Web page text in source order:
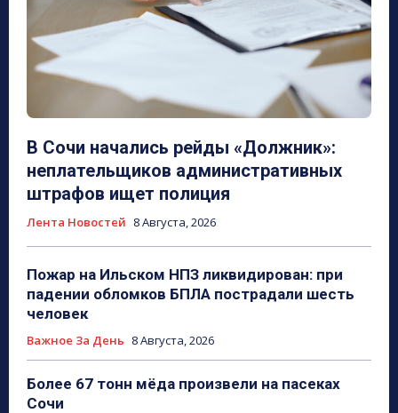
В Сочи начались рейды «Должник»:
неплательщиков административных
штрафов ищет полиция
Лента Новостей 8 Августа, 2026
Пожар на Ильском НПЗ ликвидирован: при
падении обломков БПЛА пострадали шесть
человек
Важное За День 8 Августа, 2026
Более 67 тонн мёда произвели на пасеках
Сочи